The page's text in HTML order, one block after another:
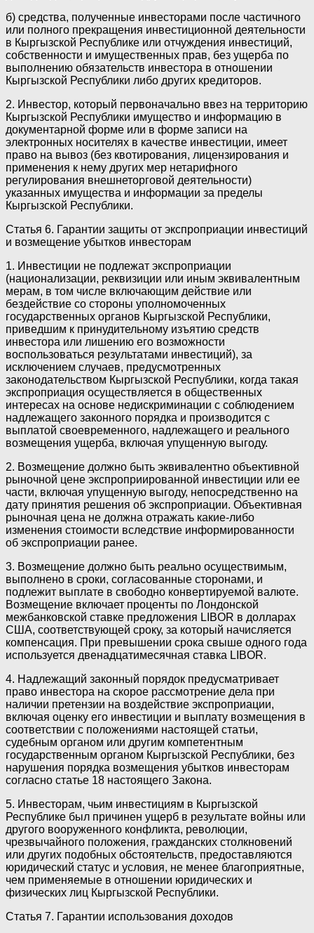
б) средства, полученные инвесторами после частичного
или полного прекращения инвестиционной деятельности
в Кыргызской Республике или отчуждения инвестиций,
собственности и имущественных прав, без ущерба по
выполнению обязательств инвестора в отношении
Кыргызской Республики либо других кредиторов.
2. Инвестор, который первоначально ввез на территорию
Кыргызской Республики имущество и информацию в
документарной форме или в форме записи на
электронных носителях в качестве инвестиции, имеет
право на вывоз (без квотирования, лицензирования и
применения к нему других мер нетарифного
регулирования внешнеторговой деятельности)
указанных имущества и информации за пределы
Кыргызской Республики.
Статья 6. Гарантии защиты от экспроприации инвестиций
и возмещение убытков инвесторам
1. Инвестиции не подлежат экспроприации
(национализации, реквизиции или иным эквивалентным
мерам, в том числе включающим действие или
бездействие со стороны уполномоченных
государственных органов Кыргызской Республики,
приведшим к принудительному изъятию средств
инвестора или лишению его возможности
воспользоваться результатами инвестиций), за
исключением случаев, предусмотренных
законодательством Кыргызской Республики, когда такая
экспроприация осуществляется в общественных
интересах на основе недискриминации с соблюдением
надлежащего законного порядка и производится с
выплатой своевременного, надлежащего и реального
возмещения ущерба, включая упущенную выгоду.
2. Возмещение должно быть эквивалентно объективной
рыночной цене экспроприированной инвестиции или ее
части, включая упущенную выгоду, непосредственно на
дату принятия решения об экспроприации. Объективная
рыночная цена не должна отражать какие-либо
изменения стоимости вследствие информированности
об экспроприации ранее.
3. Возмещение должно быть реально осуществимым,
выполнено в сроки, согласованные сторонами, и
подлежит выплате в свободно конвертируемой валюте.
Возмещение включает проценты по Лондонской
межбанковской ставке предложения LIBOR в долларах
США, соответствующей сроку, за который начисляется
компенсация. При превышении срока свыше одного года
используется двенадцатимесячная ставка LIBOR.
4. Надлежащий законный порядок предусматривает
право инвестора на скорое рассмотрение дела при
наличии претензии на воздействие экспроприации,
включая оценку его инвестиции и выплату возмещения в
соответствии с положениями настоящей статьи,
судебным органом или другим компетентным
государственным органом Кыргызской Республики, без
нарушения порядка возмещения убытков инвесторам
согласно статье 18 настоящего Закона.
5. Инвесторам, чьим инвестициям в Кыргызской
Республике был причинен ущерб в результате войны или
другого вооруженного конфликта, революции,
чрезвычайного положения, гражданских столкновений
или других подобных обстоятельств, предоставляются
юридический статус и условия, не менее благоприятные,
чем применяемые в отношении юридических и
физических лиц Кыргызской Республики.
Статья 7. Гарантии использования доходов